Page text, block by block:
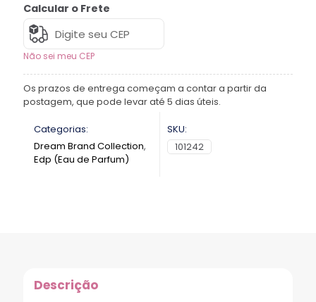
Calcular o Frete
Não sei meu CEP
Os prazos de entrega começam a contar a partir da
postagem, que pode levar até 5 dias úteis.
Categorias:
Dream Brand Collection,
Edp (Eau de Parfum)
SKU:
101242
Descrição